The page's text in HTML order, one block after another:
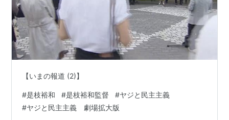
【いまの報道 (2)】
#是枝裕和 #是枝裕和監督 #ヤジと民主主義
#ヤジと民主主義 劇場拡大版